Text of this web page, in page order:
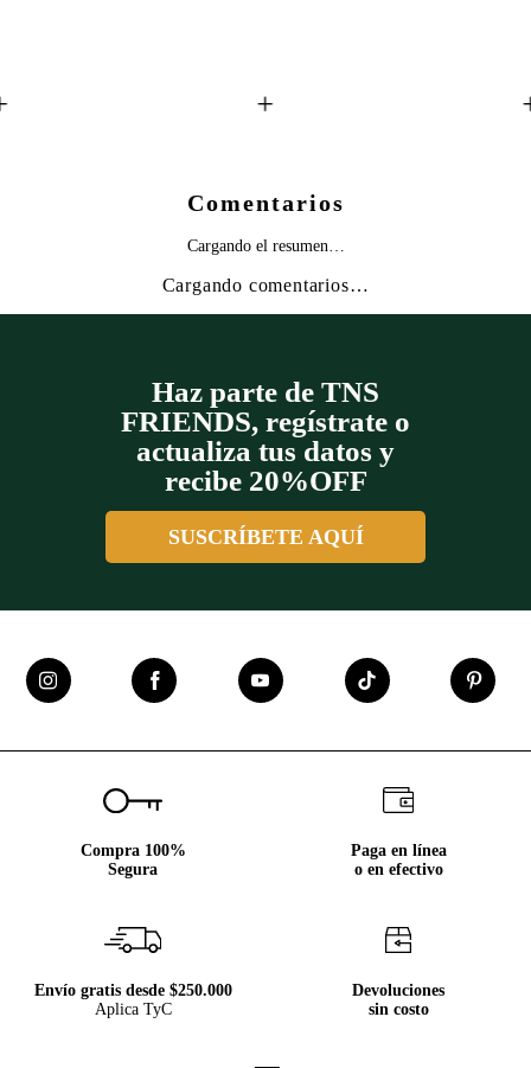
Comentarios
Cargando el resumen…
Cargando comentarios…
Haz parte de TNS
FRIENDS, regístrate o
actualiza tus datos y
recibe 20%OFF
SUSCRÍBETE AQUÍ
Compra 100%
Segura
Paga en línea
o en efectivo
Envío gratis desde $250.000
Aplica TyC
Devoluciones
sin costo